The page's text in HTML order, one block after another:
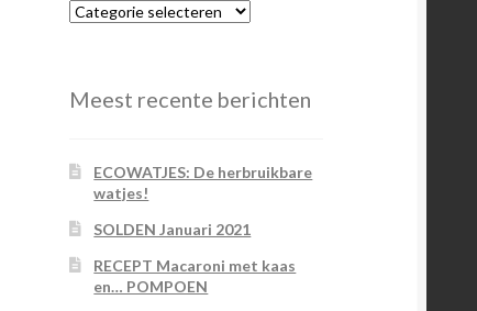
Blog-
Meest recente berichten
ECOWATJES: De herbruikbare
watjes!
SOLDEN Januari 2021
RECEPT Macaroni met kaas
en… POMPOEN